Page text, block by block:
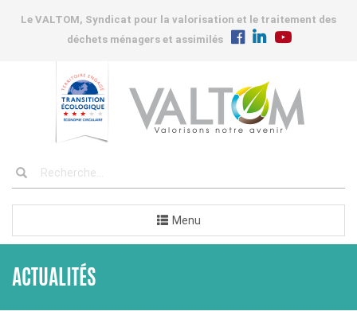
Le VALTOM, Syndicat pour la valorisation et le traitement des
déchets ménagers et assimilés
Menu
ACTUALITÉS